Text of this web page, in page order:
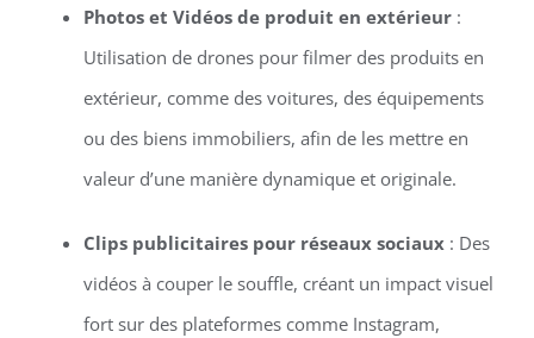
Photos et Vidéos de produit en extérieur:
Utilisation de drones pour filmer des produits en
extérieur, comme des voitures, des équipements
ou des biens immobiliers, afin de les mettre en
valeur d’une manière dynamique et originale.
Clips publicitaires pour réseaux sociaux: Des
vidéos à couper le souffle, créant un impact visuel
fort sur des plateformes comme Instagram,